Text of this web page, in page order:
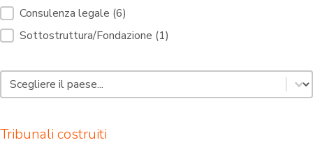
Consulenza legale (6)
Sottostruttura/Fondazione (1)
Padel Land Select [3]
Seleziona il contenuto
Tribunali costruiti